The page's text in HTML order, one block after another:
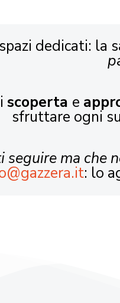
dedicati: la
scoperta e
sfruttare ogni
seguire ma
: lo